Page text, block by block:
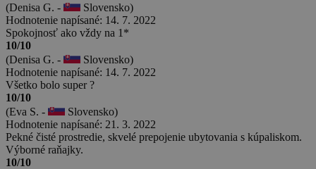
(Denisa G. -
Slovensko)
Hodnotenie napísané: 14. 7. 2022
Spokojnosť ako vždy na 1*
10/10
(Denisa G. -
Slovensko)
Hodnotenie napísané: 14. 7. 2022
Všetko bolo super ?
10/10
(Eva S. -
Slovensko)
Hodnotenie napísané: 21. 3. 2022
Pekné čisté prostredie, skvelé prepojenie ubytovania s kúpaliskom.
Výborné raňajky.
10/10